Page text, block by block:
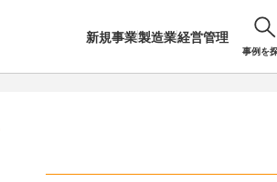
新規事業製造業経営管理
事例を